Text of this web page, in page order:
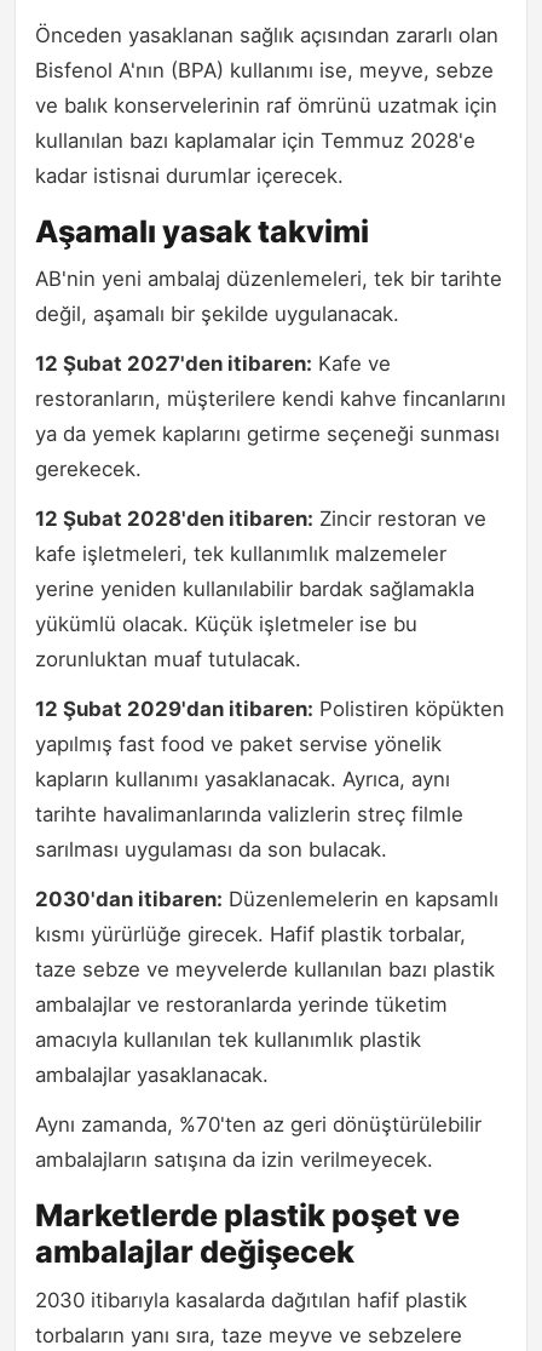
Önceden yasaklanan sağlık açısından zararlı olan
Bisfenol A'nın (BPA) kullanımı ise, meyve, sebze
ve balık konservelerinin raf ömrünü uzatmak için
kullanılan bazı kaplamalar için Temmuz 2028'e
kadar istisnai durumlar içerecek.
Aşamalı yasak takvimi
AB'nin yeni ambalaj düzenlemeleri, tek bir tarihte
değil, aşamalı bir şekilde uygulanacak.
12 Şubat 2027'den itibaren: Kafe ve
restoranların, müşterilere kendi kahve fincanlarını
ya da yemek kaplarını getirme seçeneği sunması
gerekecek.
12 Şubat 2028'den itibaren: Zincir restoran ve
kafe işletmeleri, tek kullanımlık malzemeler
yerine yeniden kullanılabilir bardak sağlamakla
yükümlü olacak. Küçük işletmeler ise bu
zorunluktan muaf tutulacak.
12 Şubat 2029'dan itibaren: Polistiren köpükten
yapılmış fast food ve paket servise yönelik
kapların kullanımı yasaklanacak. Ayrıca, aynı
tarihte havalimanlarında valizlerin streç filmle
sarılması uygulaması da son bulacak.
2030'dan itibaren: Düzenlemelerin en kapsamlı
kısmı yürürlüğe girecek. Hafif plastik torbalar,
taze sebze ve meyvelerde kullanılan bazı plastik
ambalajlar ve restoranlarda yerinde tüketim
amacıyla kullanılan tek kullanımlık plastik
ambalajlar yasaklanacak.
Aynı zamanda, %70'ten az geri dönüştürülebilir
ambalajların satışına da izin verilmeyecek.
Marketlerde plastik poşet ve
ambalajlar değişecek
2030 itibarıyla kasalarda dağıtılan hafif plastik
torbaların yanı sıra, taze meyve ve sebzelere